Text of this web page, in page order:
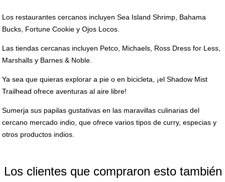
Los restaurantes cercanos incluyen Sea Island Shrimp, Bahama
Bucks, Fortune Cookie y Ojos Locos.
Las tiendas cercanas incluyen Petco, Michaels, Ross Dress for Less,
Marshalls y Barnes & Noble.
Ya sea que quieras explorar a pie o en bicicleta, ¡el Shadow Mist
Trailhead ofrece aventuras al aire libre!
Sumerja sus papilas gustativas en las maravillas culinarias del
cercano mercado indio, que ofrece varios tipos de curry, especias y
otros productos indios.
Los clientes que compraron esto también